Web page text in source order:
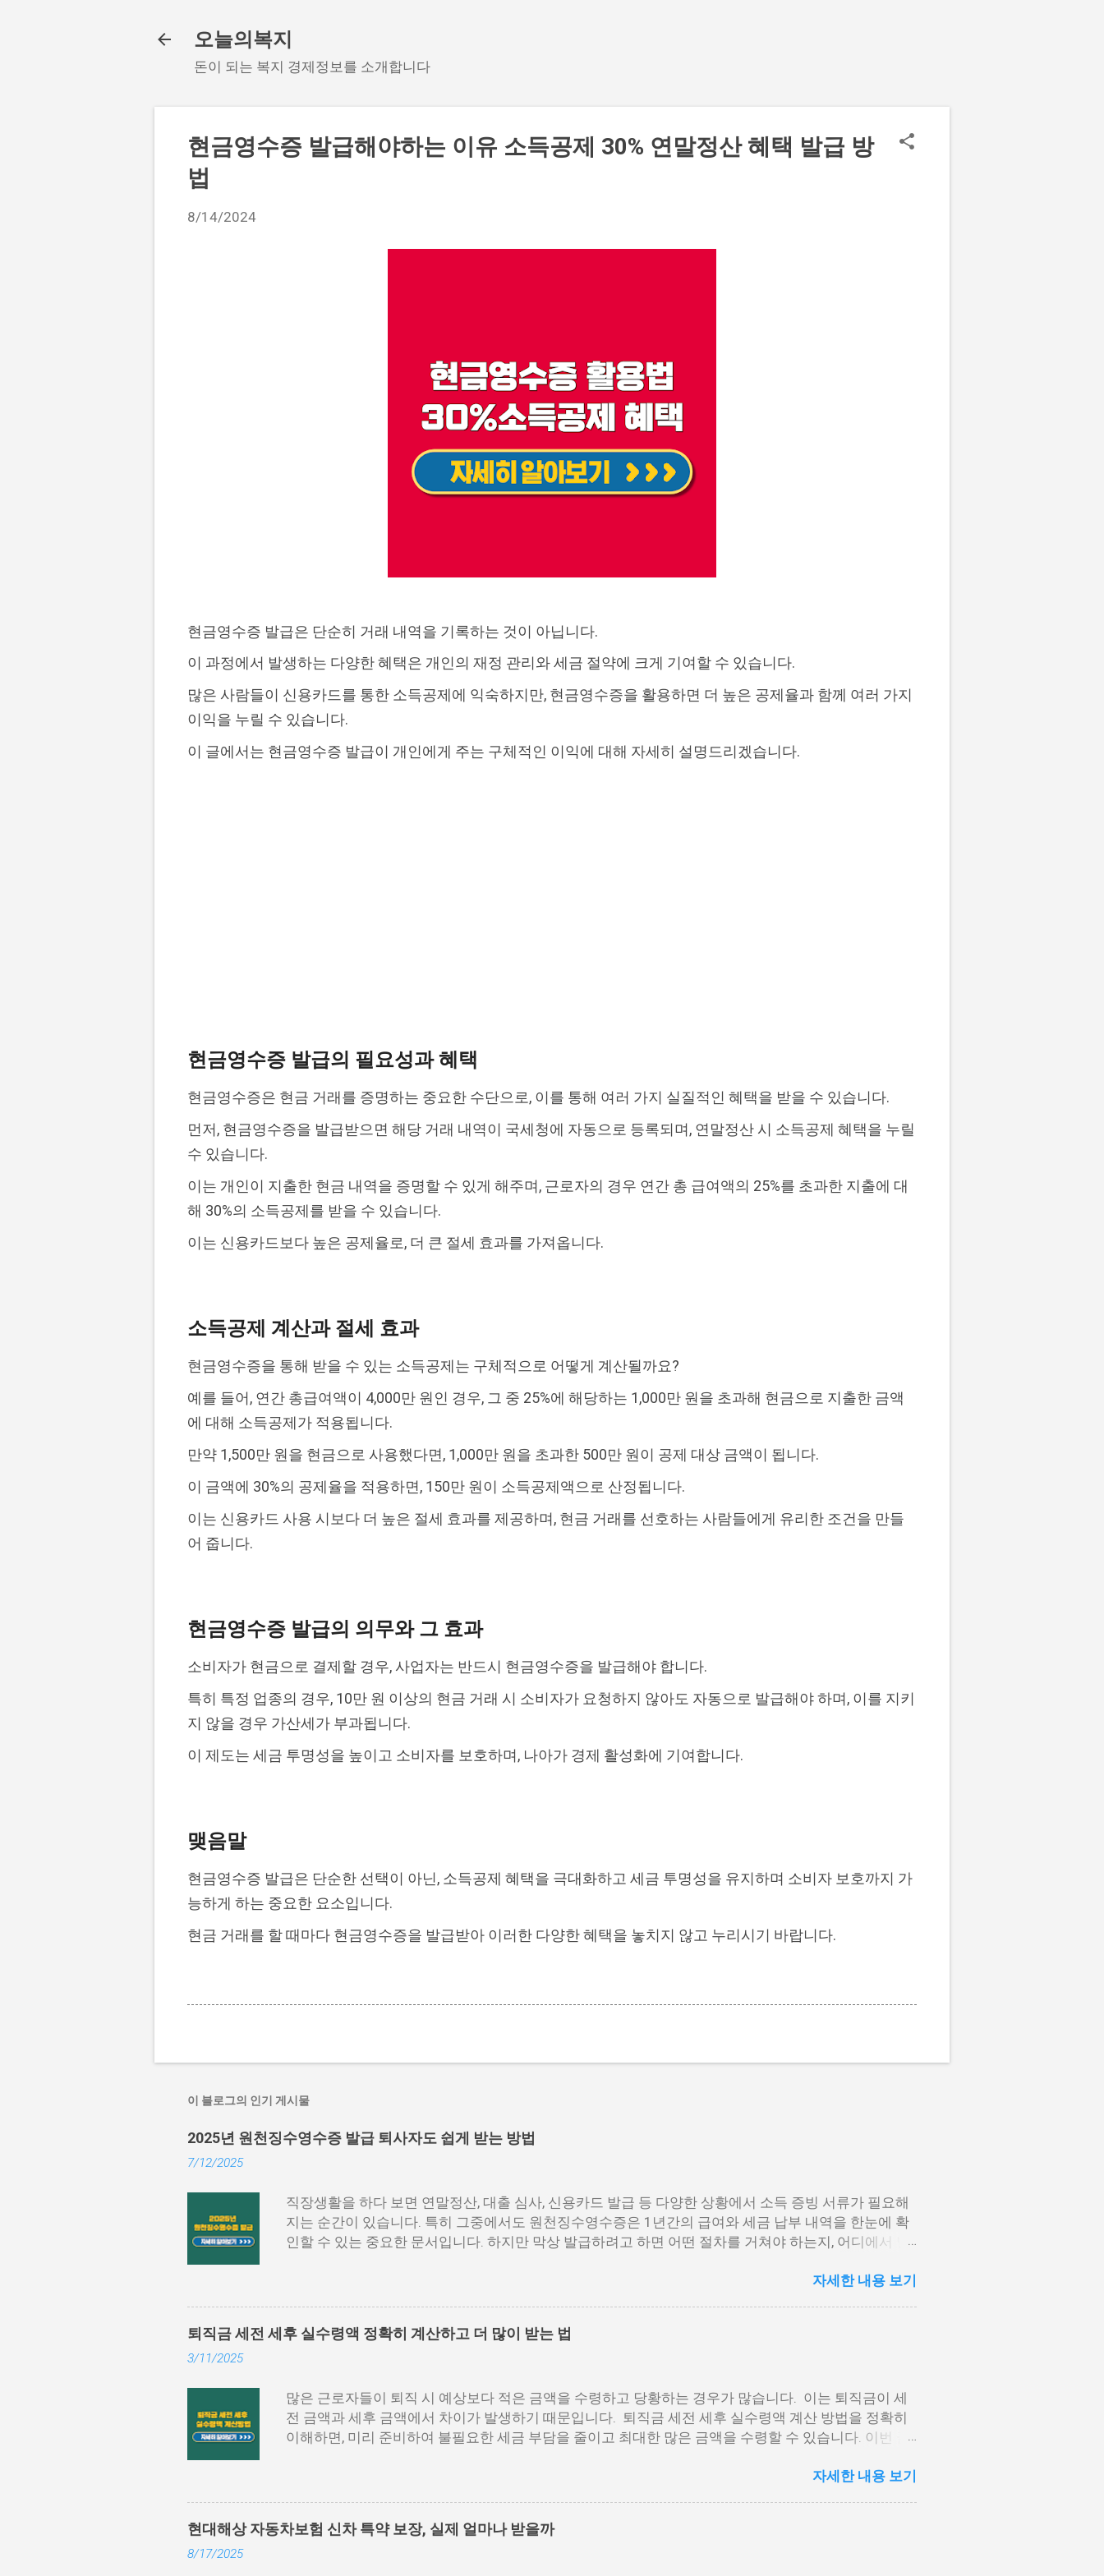
오늘의복지
돈이 되는 복지 경제정보를 소개합니다
현금영수증 발급해야하는 이유 소득공제 30% 연말정산 혜택 발급 방
법
8/14/2024
현금영수증 발급은 단순히 거래 내역을 기록하는 것이 아닙니다.
이 과정에서 발생하는 다양한 혜택은 개인의 재정 관리와 세금 절약에 크게 기여할 수 있습니다.
많은 사람들이 신용카드를 통한 소득공제에 익숙하지만, 현금영수증을 활용하면 더 높은 공제율과 함께 여러 가지
이익을 누릴 수 있습니다.
이 글에서는 현금영수증 발급이 개인에게 주는 구체적인 이익에 대해 자세히 설명드리겠습니다.
현금영수증 발급의 필요성과 혜택
현금영수증은 현금 거래를 증명하는 중요한 수단으로, 이를 통해 여러 가지 실질적인 혜택을 받을 수 있습니다.
먼저, 현금영수증을 발급받으면 해당 거래 내역이 국세청에 자동으로 등록되며, 연말정산 시 소득공제 혜택을 누릴
수 있습니다.
이는 개인이 지출한 현금 내역을 증명할 수 있게 해주며, 근로자의 경우 연간 총 급여액의 25%를 초과한 지출에 대
해 30%의 소득공제를 받을 수 있습니다.
이는 신용카드보다 높은 공제율로, 더 큰 절세 효과를 가져옵니다.
소득공제 계산과 절세 효과
현금영수증을 통해 받을 수 있는 소득공제는 구체적으로 어떻게 계산될까요?
예를 들어, 연간 총급여액이 4,000만 원인 경우, 그 중 25%에 해당하는 1,000만 원을 초과해 현금으로 지출한 금액
에 대해 소득공제가 적용됩니다.
만약 1,500만 원을 현금으로 사용했다면, 1,000만 원을 초과한 500만 원이 공제 대상 금액이 됩니다.
이 금액에 30%의 공제율을 적용하면, 150만 원이 소득공제액으로 산정됩니다.
이는 신용카드 사용 시보다 더 높은 절세 효과를 제공하며, 현금 거래를 선호하는 사람들에게 유리한 조건을 만들
어 줍니다.
현금영수증 발급의 의무와 그 효과
소비자가 현금으로 결제할 경우, 사업자는 반드시 현금영수증을 발급해야 합니다.
특히 특정 업종의 경우, 10만 원 이상의 현금 거래 시 소비자가 요청하지 않아도 자동으로 발급해야 하며, 이를 지키
지 않을 경우 가산세가 부과됩니다.
이 제도는 세금 투명성을 높이고 소비자를 보호하며, 나아가 경제 활성화에 기여합니다.
맺음말
현금영수증 발급은 단순한 선택이 아닌, 소득공제 혜택을 극대화하고 세금 투명성을 유지하며 소비자 보호까지 가
능하게 하는 중요한 요소입니다.
현금 거래를 할 때마다 현금영수증을 발급받아 이러한 다양한 혜택을 놓치지 않고 누리시기 바랍니다.
이 블로그의 인기 게시물
2025년 원천징수영수증 발급 퇴사자도 쉽게 받는 방법
7/12/2025
직장생활을 하다 보면 연말정산, 대출 심사, 신용카드 발급 등 다양한 상황에서 소득 증빙 서류가 필요해
지는 순간이 있습니다. 특히 그중에서도 원천징수영수증은 1년간의 급여와 세금 납부 내역을 한눈에 확
인할 수 있는 중요한 문서입니다. 하지만 막상 발급하려고 하면 어떤 절차를 거쳐야 하는지, 어디에서 발
별로 쉽게 설명드리고자 합니다. 📌 목차 1. 국세청 홈택스에서 발급하는 방법 2. 모바일 손택스 앱 이용
도 간단하게 발급받을 수 있으며, PC 환경에서 활용도가 높습니다. 아래 항목을 따라 진행해 보시기 바랍
세서’를 선택합니다. 지급명세서 제출내역 확인 ‘지급명세서 등 제출내역’을 눌러 해당 귀속년도 확인 후,
‘지급명세서 보기’를 클릭합니다. PDF 저장 또는 출력 조회된 영수증은 미리보기 화면에서 바로 인쇄하
거나 PDF 파일로 저장이 가능합니다. 보안 프로그램 사전 점검 홈택스 이용 전에는 일부 보안 모듈 설치
은 방식이며, 연말정산 외에도 각종 금융기관 제출 시 공신력 있는 자료로 인정받을 수 있습니다. 준비가
필요할 때마다...
자세한 내용 보기
퇴직금 세전 세후 실수령액 정확히 계산하고 더 많이 받는 법
3/11/2025
많은 근로자들이 퇴직 시 예상보다 적은 금액을 수령하고 당황하는 경우가 많습니다. 이는 퇴직금이 세
전 금액과 세후 금액에서 차이가 발생하기 때문입니다. 퇴직금 세전 세후 실수령액 계산 방법을 정확히
이해하면, 미리 준비하여 불필요한 세금 부담을 줄이고 최대한 많은 금액을 수령할 수 있습니다. 이번 글
계산 방식 및 공식 퇴직금은 근속 연수와 평균 임금을 기준으로 계산됩니다. 퇴직금 세전 세후 실수령액
직 직전 3개월 동안 지급된 총 임금을 해당 기간의 총 일수로 나눈 값입니다. 2. 평균임금 산정 방법 1일
자세한 내용 보기
현대해상 자동차보험 신차 특약 보장, 실제 얼마나 받을까
8/17/2025